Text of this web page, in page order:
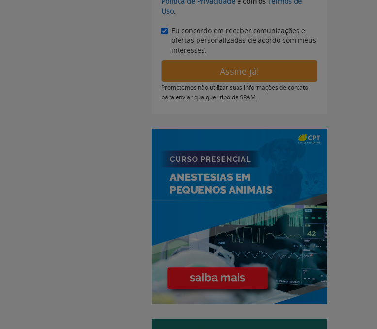
Uso.
Eu concordo em receber comunicações e
ofertas personalizadas de acordo com meus
interesses.
Assine já!
Prometemos não utilizar suas informações de contato
para enviar qualquer tipo de SPAM.